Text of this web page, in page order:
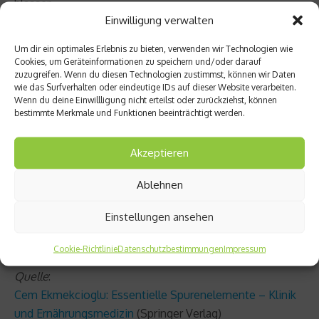
Einwilligung verwalten
Um dir ein optimales Erlebnis zu bieten, verwenden wir Technologien wie
Cookies, um Geräteinformationen zu speichern und/oder darauf
zuzugreifen. Wenn du diesen Technologien zustimmst, können wir Daten
wie das Surfverhalten oder eindeutige IDs auf dieser Website verarbeiten.
Wenn du deine Einwillligung nicht erteilst oder zurückziehst, können
bestimmte Merkmale und Funktionen beeinträchtigt werden.
Akzeptieren
Ablehnen
Einstellungen ansehen
Cookie-RichtlinieDatenschutzbestimmungenImpressum
blasser.
Eisenaufnahme
Es gibt Lebensmittel, die die Eisenaufnahme hemmen
können. Dazu zählen:
– Kaffee, Cola, Schwarzer Tee
– Rotwein
Quelle:
Cem Ekmekcioglu: Essentielle Spurenelemente – Klinik
und Ernährungsmedizin (Springer Verlag)